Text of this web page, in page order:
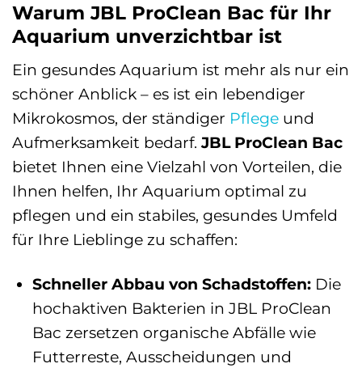
Warum JBL ProClean Bac für Ihr
Aquarium unverzichtbar ist
Ein gesundes Aquarium ist mehr als nur ein
schöner Anblick – es ist ein lebendiger
Mikrokosmos, der ständiger Pflege und
Aufmerksamkeit bedarf.JBL ProClean Bac
bietet Ihnen eine Vielzahl von Vorteilen, die
Ihnen helfen, Ihr Aquarium optimal zu
pflegen und ein stabiles, gesundes Umfeld
für Ihre Lieblinge zu schaffen:
Schneller Abbau von Schadstoffen:Die
hochaktiven Bakterien in JBL ProClean
Bac zersetzen organische Abfälle wie
Futterreste, Ausscheidungen und